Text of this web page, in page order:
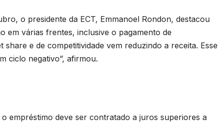
o presidente da ECT, Emmanoel Rondon, destacou
em várias frentes, inclusive o pagamento de
e de competitividade vem reduzindo a receita. Esse
ciclo negativo”, afirmou.
empréstimo deve ser contratado a juros superiores a